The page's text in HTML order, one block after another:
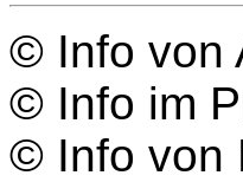
© Info von
© Info im
© Info von